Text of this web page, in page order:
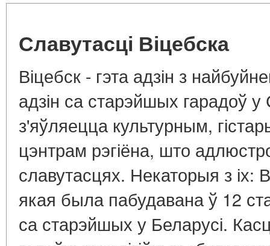
Славутасці Віцебска
Віцебск - гэта адзін з
адзін са старэйшых гарадоў
з'яўляецца культурным,
цэнтрам рэгіёна, што
славутасцях. Некаторыя з іх:
якая была пабудавана ў 12
са старэйшых у Беларусі.